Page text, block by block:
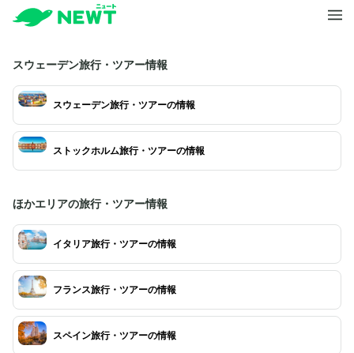
スウェーデン旅行・ツアー情報
スウェーデン旅行・ツアーの情報
ストックホルム旅行・ツアーの情報
ほかエリアの旅行・ツアー情報
イタリア旅行・ツアーの情報
フランス旅行・ツアーの情報
スペイン旅行・ツアーの情報